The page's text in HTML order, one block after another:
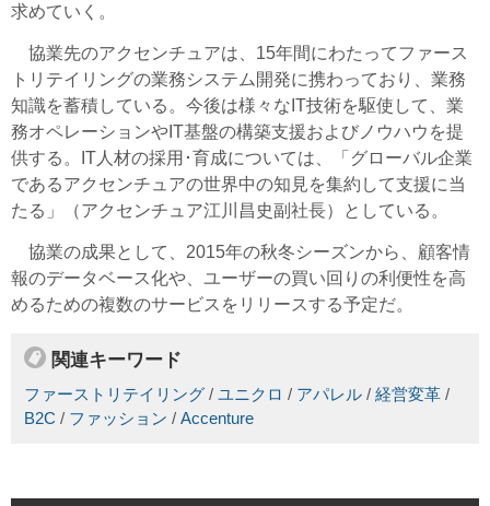
求めていく。
協業先のアクセンチュアは、15年間にわたってファース
トリテイリングの業務システム開発に携わっており、業務
知識を蓄積している。今後は様々なIT技術を駆使して、業
務オペレーションやIT基盤の構築支援およびノウハウを提
供する。IT人材の採用･育成については、「グローバル企業
であるアクセンチュアの世界中の知見を集約して支援に当
たる」（アクセンチュア江川昌史副社長）としている。
協業の成果として、2015年の秋冬シーズンから、顧客情
報のデータベース化や、ユーザーの買い回りの利便性を高
めるための複数のサービスをリリースする予定だ。
関連キーワード
ファーストリテイリング / ユニクロ / アパレル / 経営変革 /
B2C / ファッション / Accenture